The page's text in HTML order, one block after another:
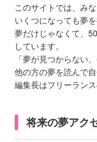
このサイトでは、み
いくつになっても夢
夢だけじゃなくて、
しています。
「夢が見つからない
他の方の夢を読んで
編集長はフリーラン
将来の夢アク